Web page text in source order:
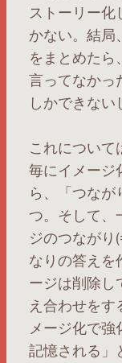
ストーリー化
かない。結局
をまとめたら
言ってなかっ
しかできない
これについて
毎にイメージ
ら、「つな
つ。そして、
ジのつながり
なりの答えを
ージは削除し
え合わせをす
メージ化で強
記憶される」